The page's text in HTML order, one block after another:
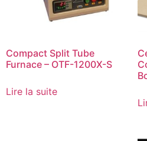
Compact Split Tube
Furnace – OTF-1200X-S
Lire la suite